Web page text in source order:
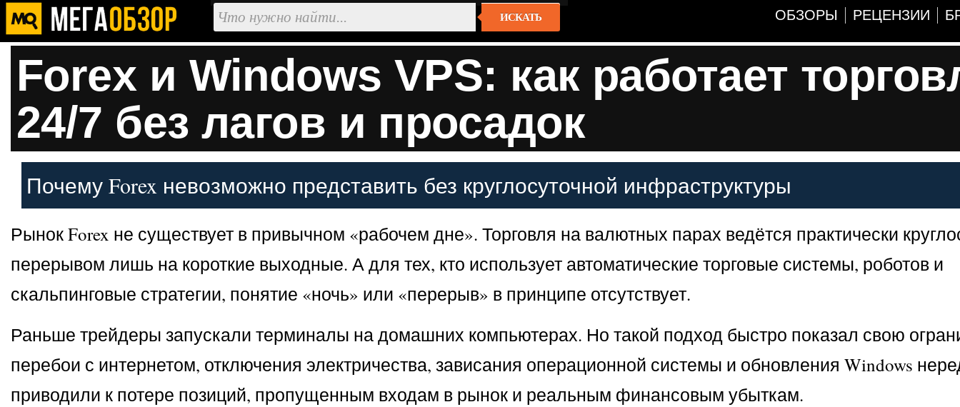
ИСКАТЬ ОБЗОРЫ РЕЦЕНЗИИ
Forex и Windows VPS: как работает
24/7 без лагов и просадок
Почему Forex невозможно представить без круглосуточной инфраструктуры
Рынок Forex не существует в привычном «рабочем дне». Торговля на валютных парах ведётся практически
перерывом лишь на короткие выходные. А для тех, кто использует автоматические торговые системы, роботов и
скальпинговые стратегии, понятие «ночь» или «перерыв» в принципе отсутствует.
Раньше трейдеры запускали терминалы на домашних компьютерах. Но такой подход быстро показал свою
перебои с интернетом, отключения электричества, зависания операционной системы и обновления Windows
приводили к потере позиций, пропущенным входам в рынок и реальным финансовым убыткам.